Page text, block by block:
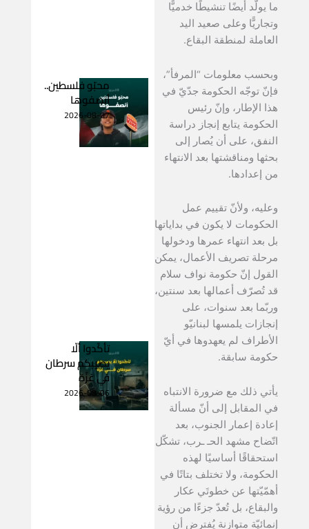
ما يولّد أيضًا تنشيطًا خدميًّا
وتجاريًّا وعلى صعيد اليد
العاملة لمنطقة البقاع.
وبحسب معلومات “المرفأ”،
فإنّ توجّه الحكومة جدّيّ في
هذا الإطار، وإنّ رئيس
الحكومة يتابع إنجاز دراسة
النفق، على أن يُصار إلى
بحثها ومناقشتها بعد الانتهاء
من إعدادها.
وعليه، ولأنّ تقييم عمل
الحكومات لا يكون في بداياتها
بل بعد انتهاء عمرها ودخولها
مرحلة تصريف الأعمال، يمكن
القول إنّ حكومة نواف سلام
قد تُصرّف أعمالها بعد سنتين،
وربّما بعد سنوات، على
إنجازات يلمسها لبنانيّو
الأطراف لم يعهدوها في أيّ
حكومة سابقة.
يأتي ذلك مع ضرورة الانتباه
في المقابل إلى أنّ مسألة
إعادة إعمار الجنوب، بعد
اتّضاح مشهد الحـ ـرب، تشكّل
استحقاقًا أساسيًا لهذه
الحكومة، ولا تختلف بتاتًا في
أهمّيّتها عن خطوتَي عكار
والبقاع، بل تُعدّ جزءًا من رؤية
إنمائيّة متوازنة يُفترض أن
محبّو فلسطين..
أنصفوها
2026-08-07
تأكّدوا ألّا
يصيبكم سرطان
في غزّة
2026-08-06